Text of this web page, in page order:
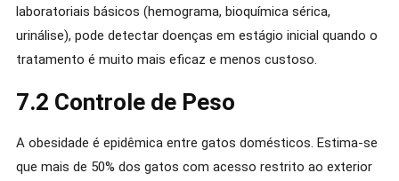
laboratoriais básicos (hemograma, bioquímica sérica,
urinálise), pode detectar doenças em estágio inicial quando o
tratamento é muito mais eficaz e menos custoso.
7.2 Controle de Peso
A obesidade é epidêmica entre gatos domésticos. Estima-se
que mais de 50% dos gatos com acesso restrito ao exterior